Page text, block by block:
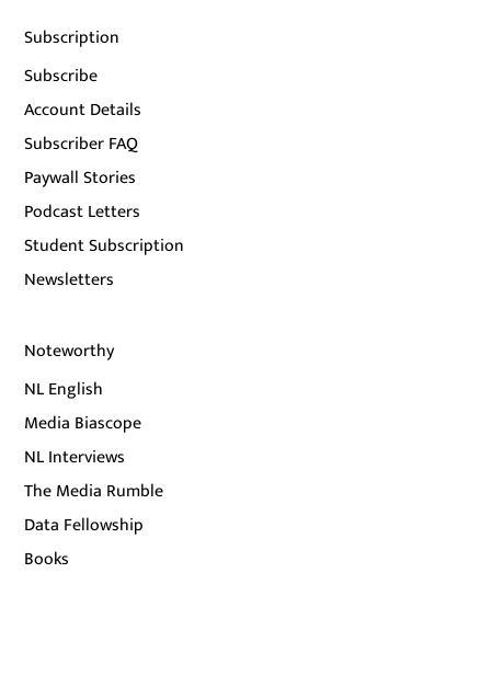
Subscription
Subscribe
Account Details
Subscriber FAQ
Paywall Stories
Podcast Letters
Student Subscription
Newsletters
Noteworthy
NL English
Media Biascope
NL Interviews
The Media Rumble
Data Fellowship
Books